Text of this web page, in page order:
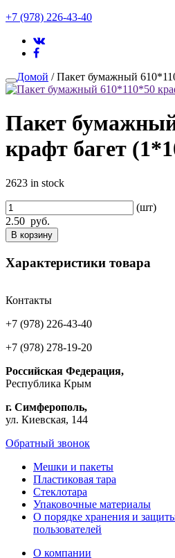
+7 (978) 226-43-40
Домой / Пакет бумажный
Пакет
крафт багет
2623 in stock
(шт)
2.50 руб.
В корзину
Характеристики товара
Контакты
+7 (978) 226-43-40
+7 (978) 278-19-20
Российская Федерация,
Республика Крым
г. Симферополь,
ул. Киевская, 144
Обратный звонок
Мешки и пакеты
Пластиковая тара
Стеклотара
Упаковочные материалы
О порядке хранения и
пользователей
О компании